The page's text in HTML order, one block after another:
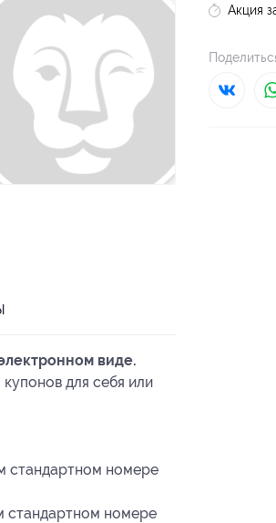
Акция
виде.
для себя или
стандартном номере
стандартном номере